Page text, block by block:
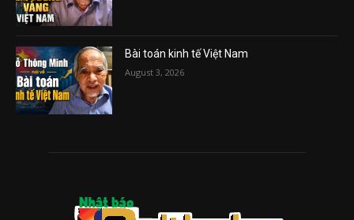
Bài toán kinh tế Việt Nam
August 3, 2026